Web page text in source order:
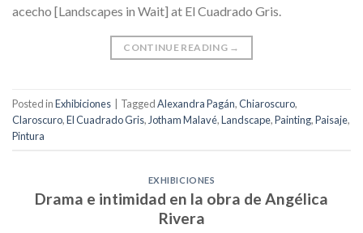
acecho [Landscapes in Wait] at El Cuadrado Gris.
CONTINUE READING →
Posted inExhibiciones TaggedAlexandra Pagán,Chiaroscuro,
Claroscuro,El Cuadrado Gris, Jotham Malavé,Landscape,Painting,Paisaje,
Pintura
EXHIBICIONES
Drama e intimidad en la obra de Angélica
Rivera